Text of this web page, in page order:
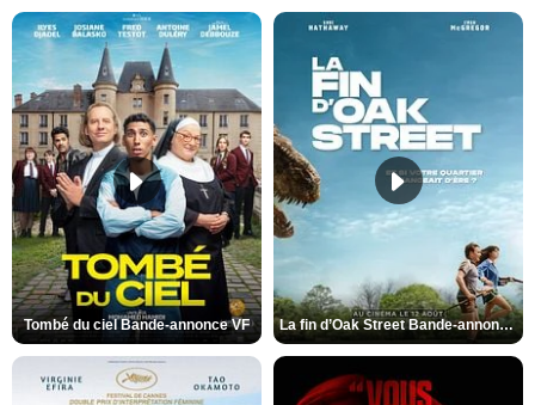
Tombé du ciel Bande-annonce VF La fin d’Oak Street Bande-annonce VO STFR